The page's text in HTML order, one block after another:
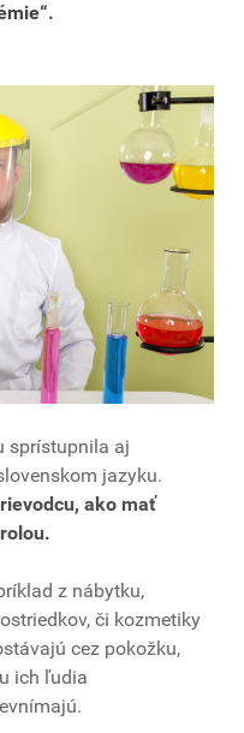
sprístupnila aj
jazyku.
ako mať
z nábytku,
či kozmetiky
cez pokožku,
ich ľudia